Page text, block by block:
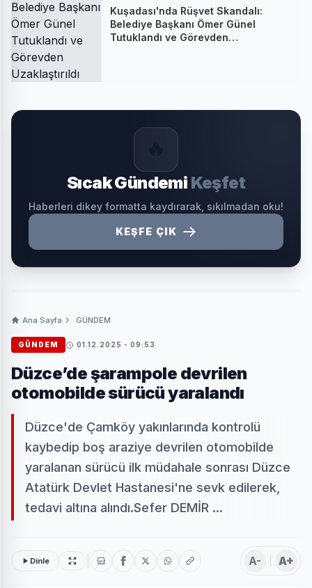
Kuşadası'nda Rüşvet Skandalı:
Belediye Başkanı Ömer Günel
Tutuklandı ve Görevden
Sıcak Gündemi Keşfet
Haberleri dikey formatta kaydırarak, sıkılmadan oku!
KEŞFE ÇIK
Ana Sayfa GÜNDEM
GÜNDEM 01.12.2025 - 09:53
Düzce’de şarampole devrilen
otomobilde sürücü yaralandı
Düzce'de Çamköy yakınlarında kontrolü
kaybedip boş araziye devrilen otomobilde
yaralanan sürücü ilk müdahale sonrası Düzce
Atatürk Devlet Hastanesi'ne sevk edilerek,
tedavi altına alındı.Sefer DEMİR ...
Dinle A- A+